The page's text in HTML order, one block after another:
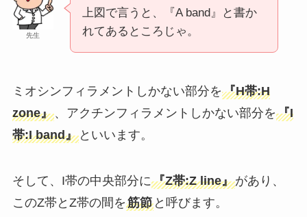
先生
上図で言うと、『A band』と書か
れてあるところじゃ。
ミオシンフィラメントしかない部分を『H帯:H
zone』、アクチンフィラメントしかない部分を『I
帯:I band』といいます。
そして、I帯の中央部分に『Z帯:Z line』があり、
このZ帯とZ帯の間を筋節と呼びます。